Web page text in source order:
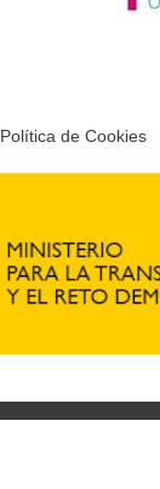
Política de Cookies